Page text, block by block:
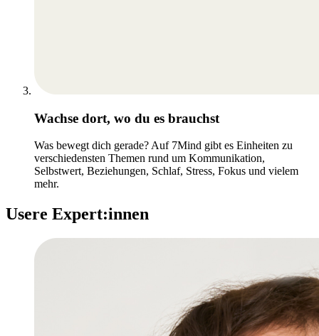
Wachse dort, wo du es brauchst
Was bewegt dich gerade? Auf 7Mind gibt es Einheiten zu
verschiedensten Themen rund um Kommunikation,
Selbstwert, Beziehungen, Schlaf, Stress, Fokus und vielem
mehr.
Usere Expert:innen